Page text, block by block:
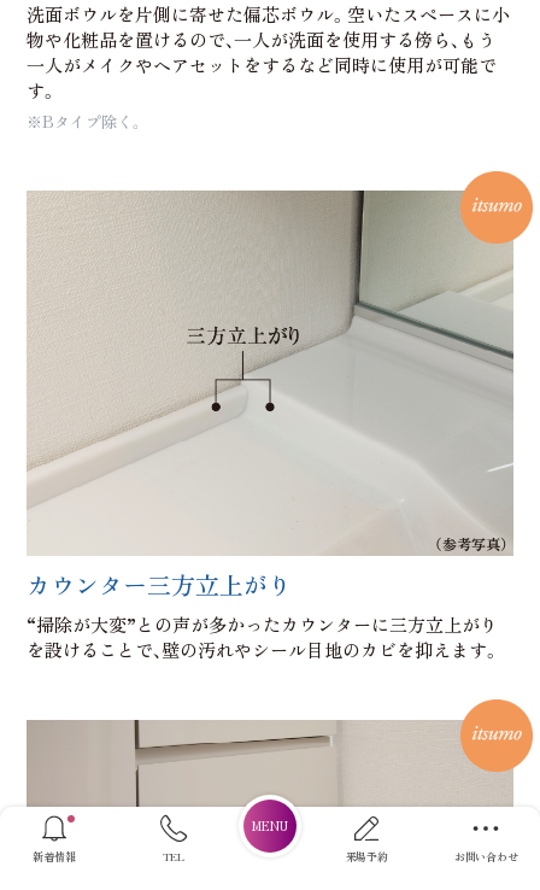
新着情報 TEL 来場予約 お問い合わせ
洗面ボウルを片側に寄せた偏芯ボウル。空いたスペースに小
物や化粧品を置けるので、一人が洗面を使用する傍ら、もう
一人がメイクやヘアセットをするなど同時に使用が可能で
す。
※Bタイプ除く。
（参考写真）
カウンター三方立上がり
“掃除が大変”との声が多かったカウンターに三方立上がり
を設けることで、壁の汚れやシール目地のカビを抑えます。